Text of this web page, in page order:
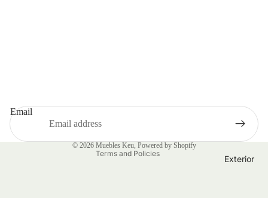
Exterior
Email
© 2026 Muebles Keu Powered by Shopify
Terms and Policies